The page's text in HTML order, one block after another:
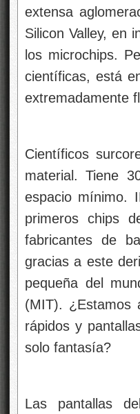
extensa
Silicon Valley, en
los microchips.
científicas, está
extremadamente
Científicos
material. Tiene
espacio mínimo.
primeros chips
fabricantes de
gracias a este
pequeña del
(MIT). ¿Estamos
rápidos y
solo fantasía?
Las pantallas